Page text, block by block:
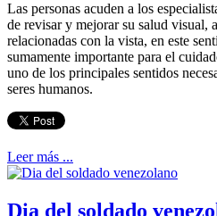
Las personas acuden a los
de revisar y mejorar su salud visual,
relacionadas con la vista, en este
sumamente importante para el
uno de los principales sentidos
seres humanos.
Leer más ...
Dia del soldado